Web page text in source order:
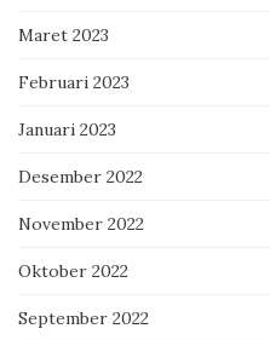
Maret 2023
Februari 2023
Januari 2023
Desember 2022
November 2022
Oktober 2022
September 2022